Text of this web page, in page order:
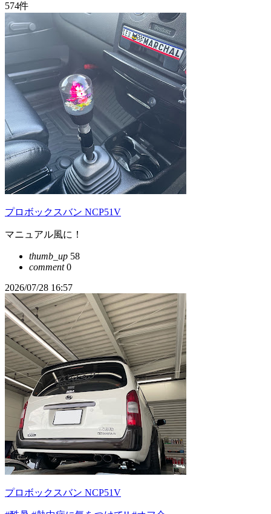
574件
プロボックスバン NCP51V
マニュアル風に！
thumb_up 58
comment0
2026/07/28 16:57
プロボックスバン NCP51V